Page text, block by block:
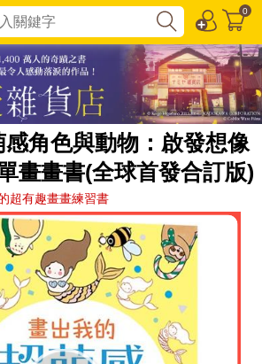
0
角色與動物：啟發想像
畫畫書(全球首發合訂版)
超有趣畫畫練習書